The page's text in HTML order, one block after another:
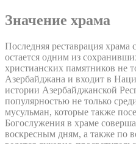
Значение храма
Последняя реставрация храма
остается одним из
христианских памятников не
Азербайджана и входит в
истории Азербайджанской
популярностью не только
мусульман, которые также
Богослужения в храме
воскресным дням, а также по